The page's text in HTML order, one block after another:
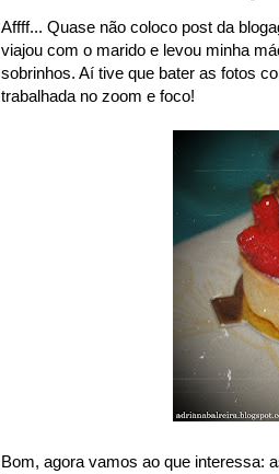
Affff... Quase não coloco post da
viajou com o marido e levou minha
sobrinhos. Aí tive que bater as fotos
trabalhada no zoom e foco!
Bom, agora vamos ao que interessa: